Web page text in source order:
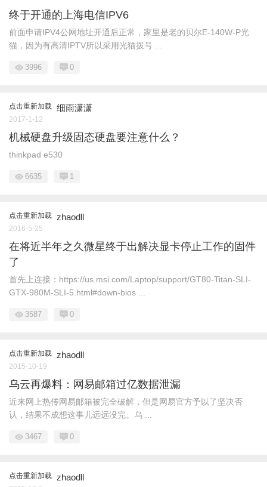
终于开通的上海电信IPV6
前面申请IPV4公网地址开通后正常，家里是老的贝尔E-140W-P光
猫，因为有高清IPTV所以采用光猫拨号 ...
3996 0
点击重新加载 细雨潇潇
2017-1-12
机械硬盘升级固态硬盘要注意什么？
thinkpad e530
6635 1
点击重新加载 zhaodll
2016-5-25
在将近半年之久微星终于出解决显卡停止工作的固件
了
首先上连接：https://us.msi.com/Laptop/support/GT80-Titan-SLI-
GTX-980M-SLI-5.html#down-bios ...
3587 0
点击重新加载 zhaodll
2015-10-19
乌云再爆料：网易邮箱过亿数据泄漏
近来网上热传网易邮箱被完全破解，但是网易官方予以了坚决否
认，结果不成想这事儿远远没完。乌 ...
3467 0
点击重新加载 zhaodll